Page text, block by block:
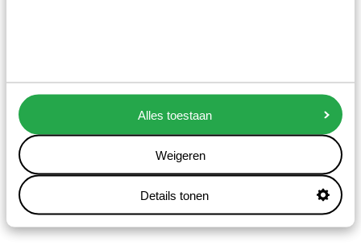
Alles toestaan
Weigeren
Details tonen